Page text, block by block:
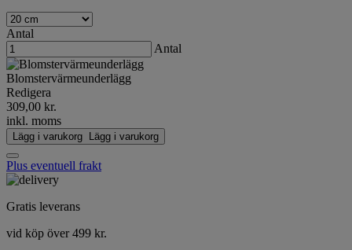
Antal
Antal
Blomstervärmeunderlägg
Redigera
309,00 kr.
inkl. moms
Lägg i varukorg Lägg i varukorg
Plus eventuell frakt
Gratis leverans
vid köp över 499 kr.